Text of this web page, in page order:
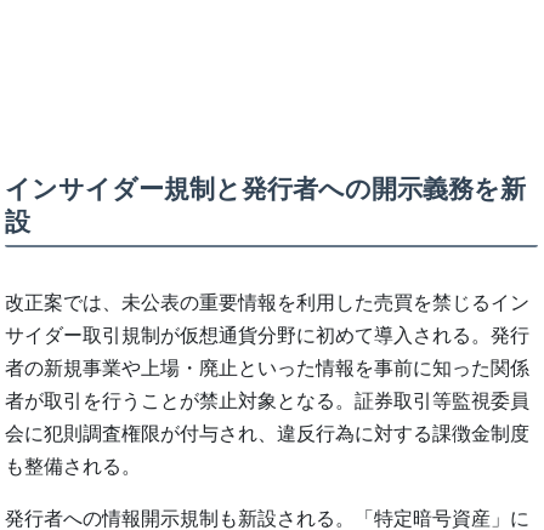
インサイダー規制と発行者への開示義務を新
設
改正案では、未公表の重要情報を利用した売買を禁じるイン
サイダー取引規制が仮想通貨分野に初めて導入される。発行
者の新規事業や上場・廃止といった情報を事前に知った関係
者が取引を行うことが禁止対象となる。証券取引等監視委員
会に犯則調査権限が付与され、違反行為に対する課徴金制度
も整備される。
発行者への情報開示規制も新設される。「特定暗号資産」に